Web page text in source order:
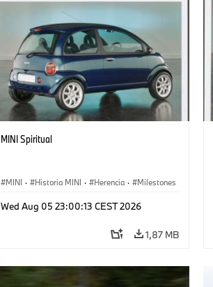
MINI Spiritual
MINI · Historia MINI · Herencia · Milestones
Wed Aug 05 23:00:13 CEST 2026
1,87 MB